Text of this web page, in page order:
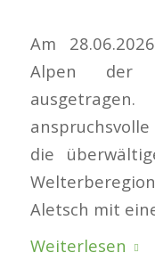
Am
Alpen der
die
Aletsch mit
Weiterlesen